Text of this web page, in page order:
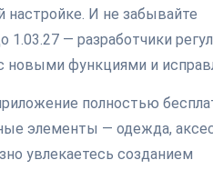
настройке. И не забывайте
1.03.27 — разработчики
новыми функциями и
полностью
элементы — одежда,
увлекаетесь созданием